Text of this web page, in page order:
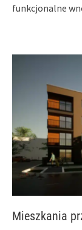
funkcjonalne
Mieszkania